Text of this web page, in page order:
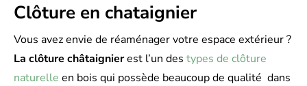
Clôture en chataignier
Vous avez envie de réaménager votre espace extérieur ?
La clôture châtaignierest l’un des types de clôture
naturelle en bois qui possède beaucoup de qualité dans